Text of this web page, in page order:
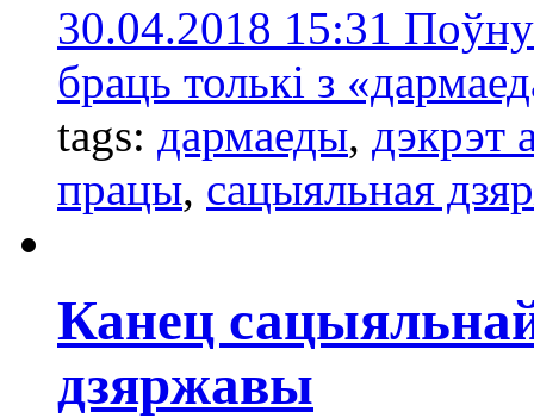
30.04.2018 15:31
браць толькі з
tags: дармаеды, дэкрэт
працы, сацыяльная
Канец
дзяржавы